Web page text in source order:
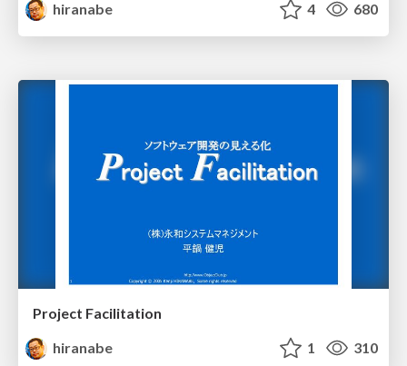
hiranabe
4 680
Project Facilitation
hiranabe
1 310